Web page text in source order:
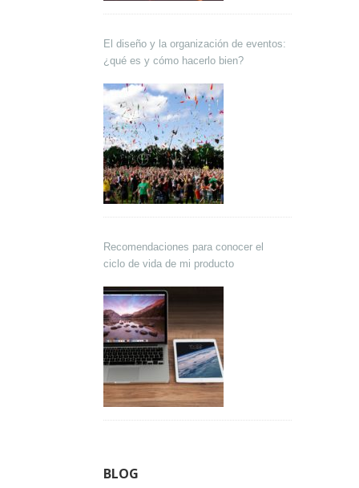
El diseño y la organización de eventos:
¿qué es y cómo hacerlo bien?
Recomendaciones para conocer el
ciclo de vida de mi producto
BLOG